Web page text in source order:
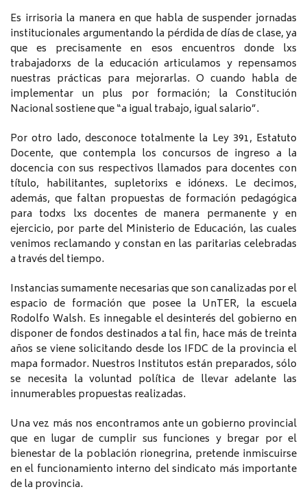
Es irrisoria la manera en que habla de suspender jornadas
institucionales argumentando la pérdida de días de clase, ya
que es precisamente en esos encuentros donde lxs
trabajadorxs de la educación articulamos y repensamos
nuestras prácticas para mejorarlas. O cuando habla de
implementar un plus por formación; la Constitución
Nacional sostiene que “a igual trabajo, igual salario”.
Por otro lado, desconoce totalmente la Ley 391, Estatuto
Docente, que contempla los concursos de ingreso a la
docencia con sus respectivos llamados para docentes con
título, habilitantes, supletorixs e idónexs. Le decimos,
además, que faltan propuestas de formación pedagógica
para todxs lxs docentes de manera permanente y en
ejercicio, por parte del Ministerio de Educación, las cuales
venimos reclamando y constan en las paritarias celebradas
a través del tiempo.
Instancias sumamente necesarias que son canalizadas por el
espacio de formación que posee la UnTER, la escuela
Rodolfo Walsh. Es innegable el desinterés del gobierno en
disponer de fondos destinados a tal fin, hace más de treinta
años se viene solicitando desde los IFDC de la provincia el
mapa formador. Nuestros Institutos están preparados, sólo
se necesita la voluntad política de llevar adelante las
innumerables propuestas realizadas.
Una vez más nos encontramos ante un gobierno provincial
que en lugar de cumplir sus funciones y bregar por el
bienestar de la población rionegrina, pretende inmiscuirse
en el funcionamiento interno del sindicato más importante
de la provincia.